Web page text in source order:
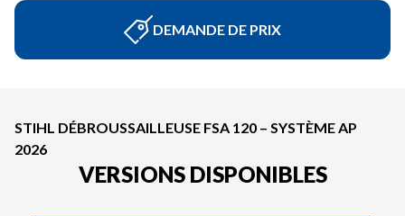
DEMANDE DE PRIX
STIHL DÉBROUSSAILLEUSE FSA 120 – SYSTÈME AP
2026
VERSIONS DISPONIBLES